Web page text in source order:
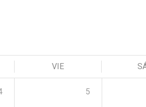
VIE
5